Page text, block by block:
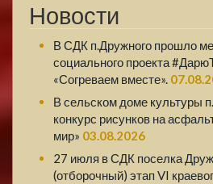
Новости
В СДК п.Дружного прошло
социального проекта
«Согреваем вместе».
В сельском доме культуры
конкурс рисунков на
мир» 03.08.2026
27 июля в СДК поселка
(отборочный) этап VI